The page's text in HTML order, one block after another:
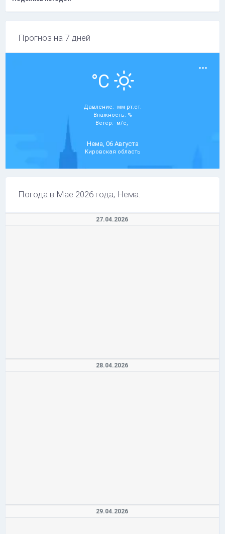
Прогноз на 7 дней
°C
Давление: мм рт.ст.
Влажность: %
Ветер: м/с,
Нема, 06 Августа
Кировская область
Погода в Мае 2026 года, Нема.
27.04.2026
28.04.2026
29.04.2026